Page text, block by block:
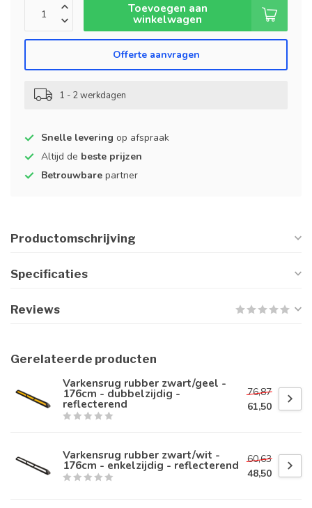
Toevoegen aan
winkelwagen
Offerte aanvragen
1 - 2 werkdagen
Snelle levering op afspraak
Altijd de beste prijzen
Betrouwbare partner
Productomschrijving
Specificaties
Reviews
Gerelateerde producten
Varkensrug rubber zwart/geel -
176cm - dubbelzijdig -
reflecterend
76,87
61,50
Varkensrug rubber zwart/wit -
176cm - enkelzijdig - reflecterend
60,63
48,50